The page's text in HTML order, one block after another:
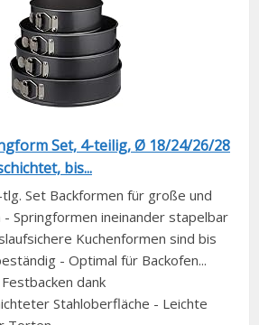
Set, 4-teilig, Ø 18/24/26/28
bis...
Set Backformen für große und
- Springformen ineinander stapelbar
Kuchenformen sind bis
- Optimal für Backofen...
dank
Stahloberfläche - Leichte